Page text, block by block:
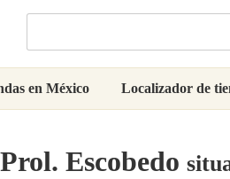
en México Localizador de
Escobedo